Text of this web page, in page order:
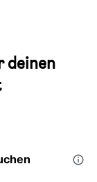
deinen